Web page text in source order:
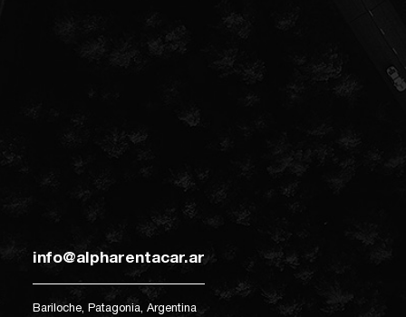
info@alpharentacar.ar
Bariloche, Patagonia, Argentina